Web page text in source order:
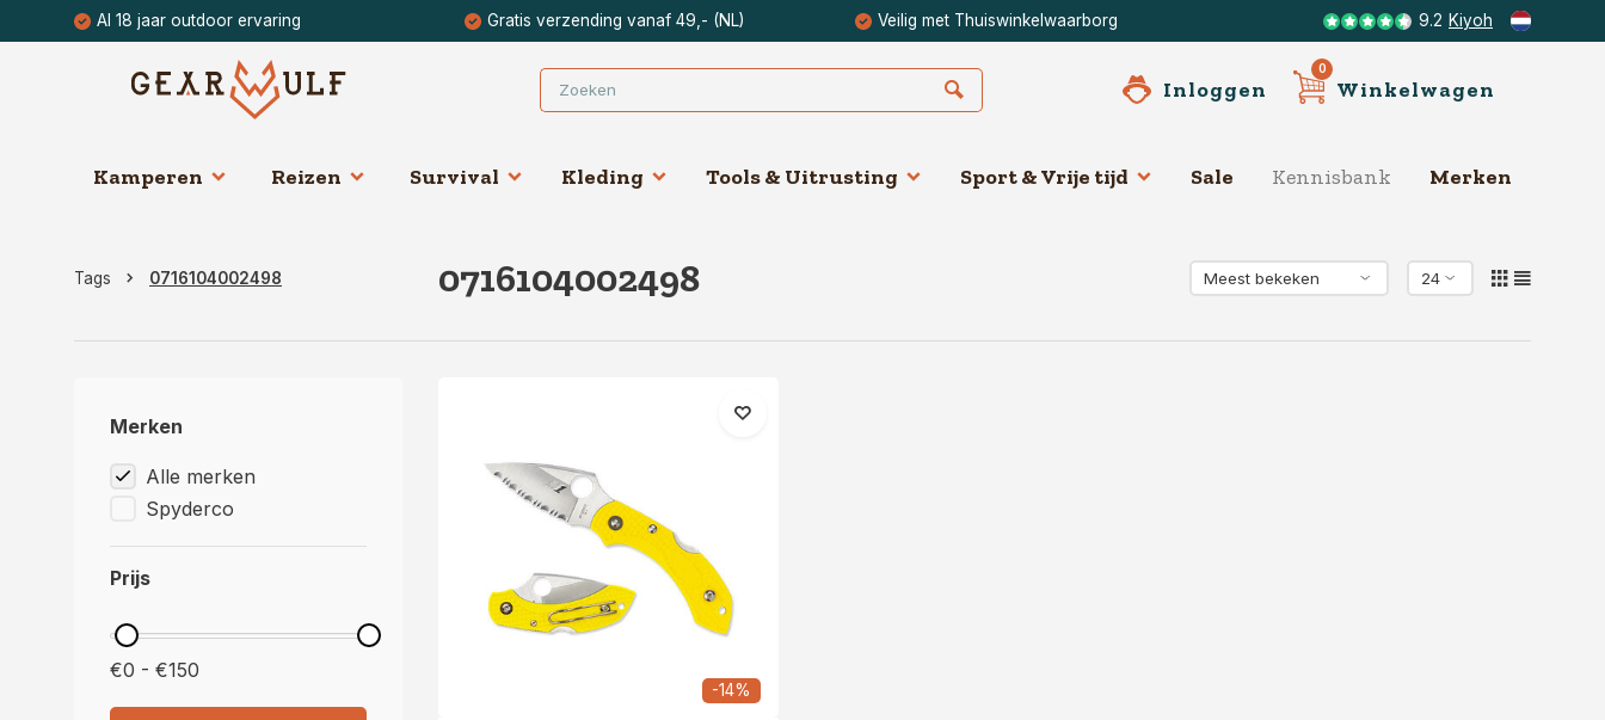
Al 18 jaar outdoor ervaring Gratis verzending vanaf 49,- (NL) Veilig met Thuiswinkelwaarborg 9.2 Kiyoh
Inloggen
0
Winkelwagen
Kamperen Reizen Survival Kleding Tools & Uitrusting Sport & Vrije tijd Sale Kennisbank Merken
Tags 0716104002498 0716104002498
Merken
Alle merken
Spyderco
Prijs
€0 - €150
-14%